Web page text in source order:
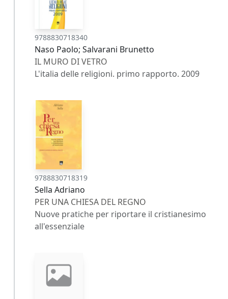
9788830718340
Naso Paolo; Salvarani Brunetto
IL MURO DI VETRO
L'italia delle religioni. primo rapporto. 2009
9788830718319
Sella Adriano
PER UNA CHIESA DEL REGNO
Nuove pratiche per riportare il cristianesimo
all'essenziale